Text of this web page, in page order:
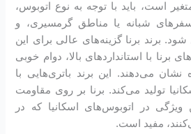
متغیر است، باید با توجه به نوع اتوبوس،
شبانه یا مناطق گرمسیری، و
برند برنا گزینه‌های عالی برای این
برنا با استانداردهای بالا، دوام خوبی
نشان می‌دهند. این برند باتری‌هایی با
تولید می‌کند. برنا بر روی مقاومت
ویژگی در اتوبوس‌های اسکانیا که در
مفید است.